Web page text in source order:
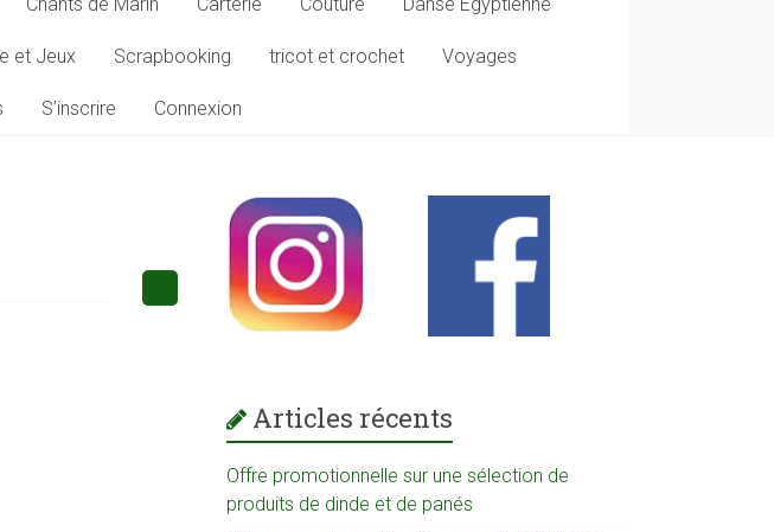
et Jeux Scrapbooking tricot et crochet Voyages
S’inscrire Connexion
Articles récents
Offre promotionnelle sur une sélection de
produits de dinde et de panés